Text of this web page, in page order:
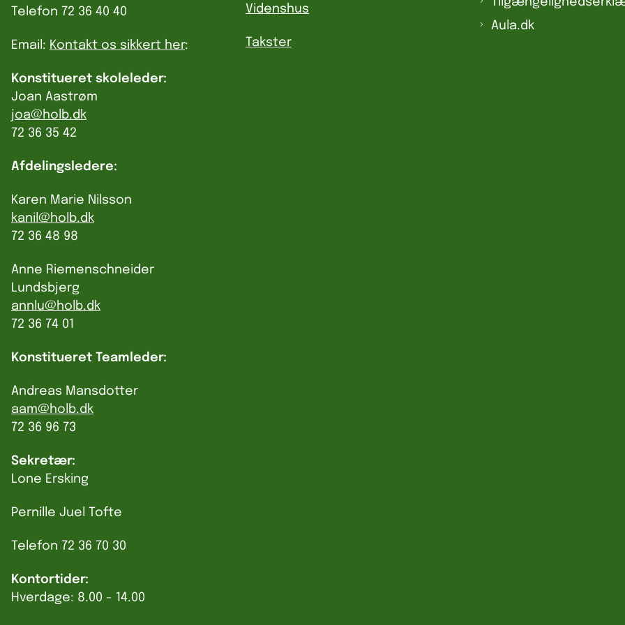
Telefon 72 36 40 40
Email: Kontakt os sikkert her:
Konstitueret skoleleder:
Joan Aastrøm
joa@holb.dk
72 36 35 42
Afdelingsledere:
Karen Marie Nilsson
kanil@holb.dk
72 36 48 98
Anne Riemenschneider
Lundsbjerg
annlu@holb.dk
72 36 74 01
Konstitueret Teamleder:
Andreas Mansdotter
aam@holb.dk
72 36 96 73
Sekretær:
Lone Ersking
Pernille Juel Tofte
Telefon 72 36 70 30
Kontortider:
Hverdage: 8.00 - 14.00
Videnshus
Takster
Aula.dk